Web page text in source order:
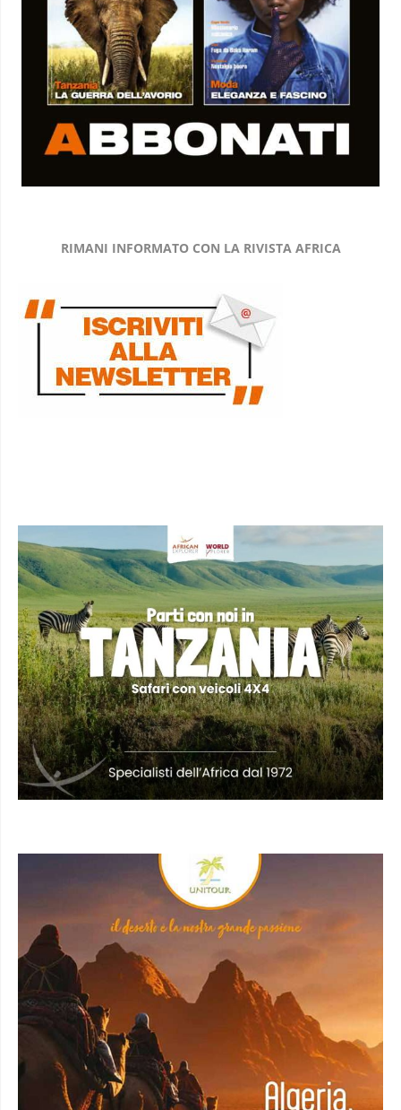
RIMANI INFORMATO CON LA RIVISTA AFRICA